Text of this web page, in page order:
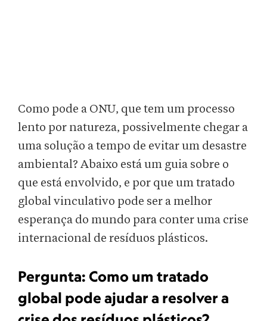
Como pode a ONU, que tem um processo
lento por natureza, possivelmente chegar a
uma solução a tempo de evitar um desastre
ambiental? Abaixo está um guia sobre o
que está envolvido, e por que um tratado
global vinculativo pode ser a melhor
esperança do mundo para conter uma crise
internacional de resíduos plásticos.
Pergunta: Como um tratado
global pode ajudar a resolver a